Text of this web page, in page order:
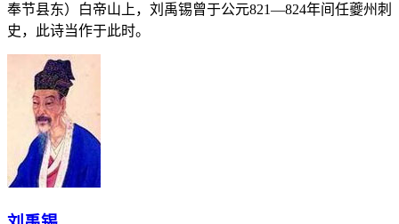
奉节县东）白帝山上，刘禹锡曾于公元821—824年间任夔州刺
史，此诗当作于此时。